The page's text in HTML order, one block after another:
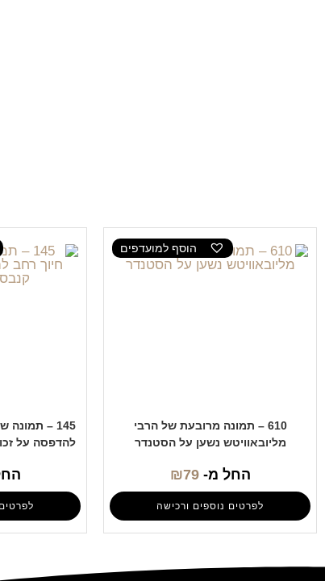
הוסף למועדפים
610 – תמונה מרובעת של הרבי
מליובאוויטש נשען על הסטנדר
החל מ- ₪79
לפרטים נוספים ורכישה
145 –
להדפסה על